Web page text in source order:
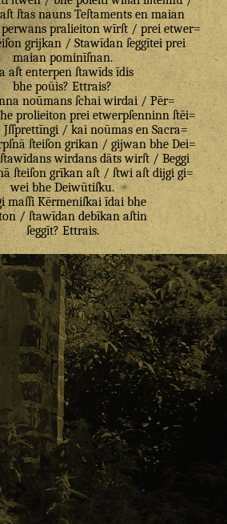
aſt ſtas nauns Teſtaments en maian
perwans pralieiton wīrſt/prei etwer=
grijkan/Stawīdan ſeggītei prei
maian pominīſnan.
aſt enterpen ſtawīds īdis
bhe poūis?Ettrais?
noūmans ſchai wirdai/Pēr=
prolieiton prei etwerpſenninn ſtēi=
Jſſprettīngi/kai noūmas en Sacra=
ſteiſon grikan/gijwan bhe Dei=
wirdans dāts wirſt/Beggi
ſteiſon grīkan aſt/ ſtwi aſt dijgi gi=
wei bhe Deiwūtiſku.
maſſi Kērmeniſkai īdai bhe
/ſtawīdan debīkan aſtin
ſeggīt?Ettrais.